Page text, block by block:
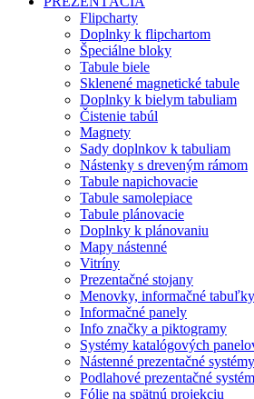
Flipcharty
Doplnky k flipchartom
Špeciálne bloky
Tabule biele
Sklenené magnetické tabule
Doplnky k bielym tabuliam
Čistenie tabúl
Magnety
Sady doplnkov k tabuliam
Nástenky s dreveným rámom
Tabule napichovacie
Tabule samolepiace
Tabule plánovacie
Doplnky k plánovaniu
Mapy nástenné
Vitríny
Prezentačné stojany
Menovky, informačné tabuľky
Informačné panely
Info značky a piktogramy
Systémy katalógových
Nástenné prezentačné systémy
Podlahové prezentačné
Fólie na spätnú projekciu